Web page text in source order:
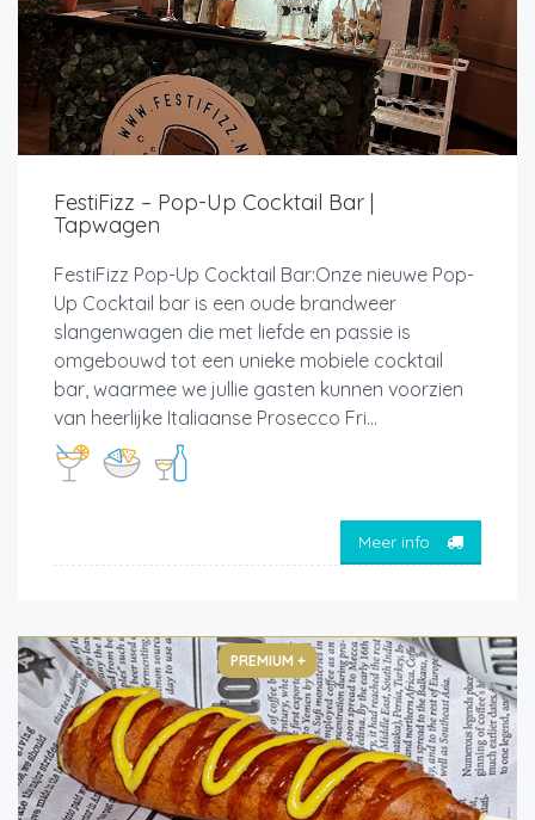
FestiFizz – Pop-Up Cocktail Bar |
Tapwagen
FestiFizz Pop-Up Cocktail Bar:Onze nieuwe Pop-
Up Cocktail bar is een oude brandweer
slangenwagen die met liefde en passie is
omgebouwd tot een unieke mobiele cocktail
bar, waarmee we jullie gasten kunnen voorzien
van heerlijke Italiaanse Prosecco Fri...
Meer info
PREMIUM +